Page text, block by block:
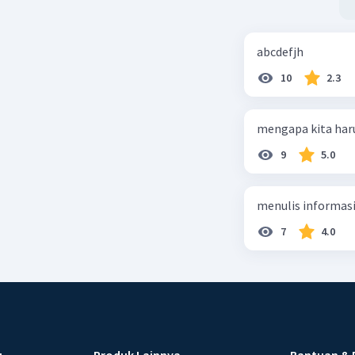
abcdefjh
10 2.3
mengapa kita
9 5.0
menulis
7 4.0